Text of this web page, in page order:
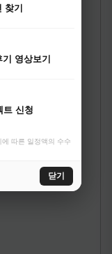
찾기
기 영상보기
트 신청
따른 일정액의 수수
닫기